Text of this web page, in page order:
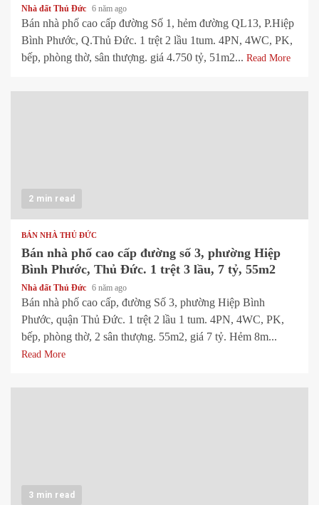
Nhà đất Thủ Đức 6 năm ago
Bán nhà phố cao cấp đường Số 1, hẻm đường QL13, P.Hiệp
Bình Phước, Q.Thủ Đức. 1 trệt 2 lầu 1tum. 4PN, 4WC, PK,
bếp, phòng thờ, sân thượng. giá 4.750 tỷ, 51m2... Read More
2 min read
BÁN NHÀ THỦ ĐỨC
Bán nhà phố cao cấp đường số 3, phường Hiệp
Bình Phước, Thủ Đức. 1 trệt 3 lầu, 7 tỷ, 55m2
Nhà đất Thủ Đức 6 năm ago
Bán nhà phố cao cấp, đường Số 3, phường Hiệp Bình
Phước, quận Thủ Đức. 1 trệt 2 lầu 1 tum. 4PN, 4WC, PK,
bếp, phòng thờ, 2 sân thượng. 55m2, giá 7 tỷ. Hẻm 8m...
Read More
3 min read